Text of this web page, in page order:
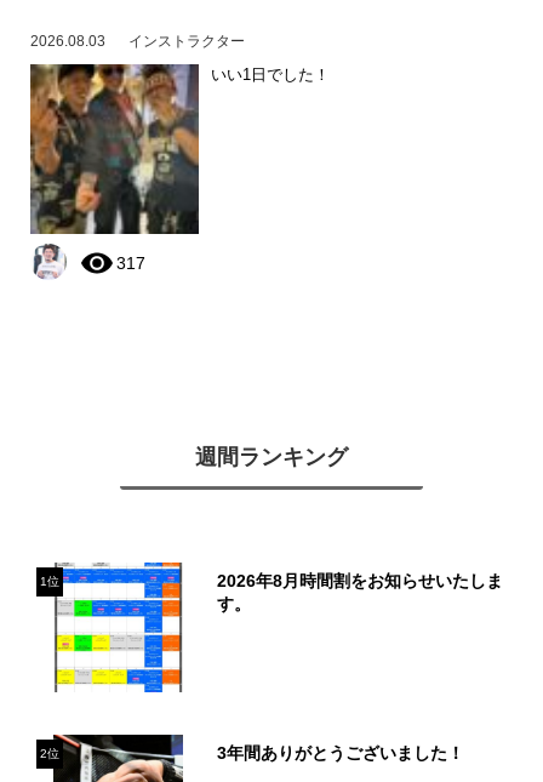
2026.08.03 インストラクター
いい1日でした！
317
週間ランキング
1位
2026年8月時間割をお知らせいたしま
す。
2位 3年間ありがとうございました！